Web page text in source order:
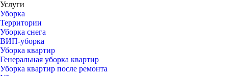
Услуги
Уборка
Территории
Уборка снега
ВИП-уборка
Уборка квартир
Генеральная уборка квартир
Уборка квартир после ремонта